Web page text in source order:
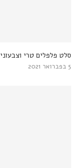
סלט פלפלים טרי וצבעוני
5 בפברואר 2021